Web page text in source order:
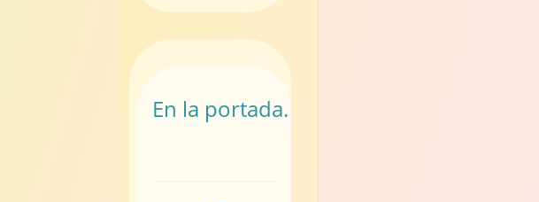
En la portada.